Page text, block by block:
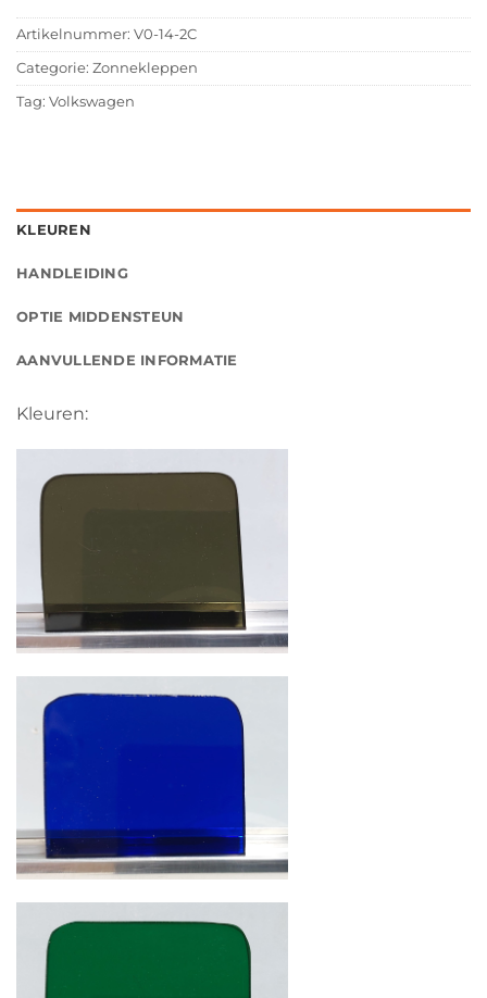
Artikelnummer: V0-14-2C
Categorie: Zonnekleppen
Tag: Volkswagen
KLEUREN
HANDLEIDING
OPTIE MIDDENSTEUN
AANVULLENDE INFORMATIE
Kleuren: